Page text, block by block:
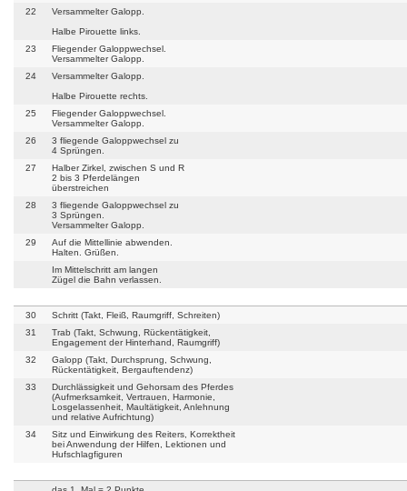
22
Versammelter Galopp.
Halbe Pirouette links.
23
Fliegender Galoppwechsel.
Versammelter Galopp.
24
Versammelter Galopp.
Halbe Pirouette rechts.
25
Fliegender Galoppwechsel.
Versammelter Galopp.
26
3 fliegende Galoppwechsel zu
4 Sprüngen.
27
Halber Zirkel, zwischen S und R
2 bis 3 Pferdelängen
überstreichen
28
3 fliegende Galoppwechsel zu
3 Sprüngen.
Versammelter Galopp.
29
Auf die Mittellinie abwenden.
Halten. Grüßen.
Im Mittelschritt am langen
Zügel die Bahn verlassen.
30
Schritt (Takt, Fleiß, Raumgriff, Schreiten)
31
Trab (Takt, Schwung, Rückentätigkeit,
Engagement der Hinterhand, Raumgriff)
32
Galopp (Takt, Durchsprung, Schwung,
Rückentätigkeit, Bergauftendenz)
33
Durchlässigkeit und Gehorsam des Pferdes
(Aufmerksamkeit, Vertrauen, Harmonie,
Losgelassenheit, Maultätigkeit, Anlehnung
und relative Aufrichtung)
34
Sitz und Einwirkung des Reiters, Korrektheit
bei Anwendung der Hilfen, Lektionen und
Hufschlagfiguren